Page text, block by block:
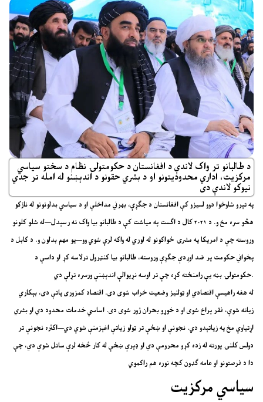
د طالبانو تر واک لاندې د افغانستان د حکومتولۍ نظام د سختو سیاسي
مرکزیت، اداري محدودیتونو او د بشري حقونو د اندېښنو له امله تر جدي
نیوکو لاندې دی
په تېرو شاوخوا دوو لسیزو کې افغانستان د جګړې، بهرني مداخلې او د سیاسي بدلونونو له نازکو
هڅو سره مخ و. د ۲۰۲۱ کال د اګست په میاشت کې د طالبانو بیا واک ته رسېدل—له شلو کلونو
وروسته چې د امریکا په مشرۍ ځواکونو له لوري له واکه لرې شوي وو—یو مهم بدلون و. د کابل د
پخواني حکومت پر ضد اوږدې جګړې وروسته، طالبانو بیا کنټرول ترلاسه کړ او داسې د
حکومتولۍ بڼه یې رامنځته کړه چې تر اوسه نړیوالې اندېښنې ورسره تړلې دي.
له هغه راهیسې اقتصادي او ټولنیز وضعیت خراب شوی دی. اقتصاد کمزوری پاتې دی، بېکاري
زیاته شوې، فقر پراخ شوی او د خوړو بحران ژور شوی دی. اساسي خدمات محدود دي او بشري
اړتیاوې مخ په زیاتېدو دي. نجونې او ښځې تر ټولو زیاتې اغېزمنې شوې دي—اکثره نجونې تر
دولس کلنۍ پورته له زده کړو محرومې دي او ډېرې ښځې له کار څخه لرې ساتل شوې دي، چې
دا د فرصتونو او عامه ګډون کچه نوره هم راکموي
سیاسي مرکزیت